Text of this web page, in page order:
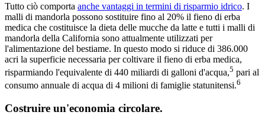
Tutto ciò comporta anche vantaggi in termini di risparmio idrico. I
malli di mandorla possono sostituire fino al 20% il fieno di erba
medica che costituisce la dieta delle mucche da latte e tutti i malli di
mandorla della California sono attualmente utilizzati per
l'alimentazione del bestiame. In questo modo si riduce di 386.000
acri la superficie necessaria per coltivare il fieno di erba medica,
risparmiando l'equivalente di 440 miliardi di galloni d'acqua,5 pari al
consumo annuale di acqua di 4 milioni di famiglie statunitensi.6
Costruire un'economia circolare.